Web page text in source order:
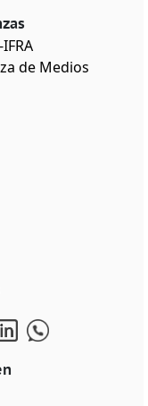
de Medios